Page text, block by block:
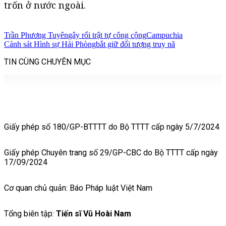
trốn ở nước ngoài.
Trần Phương Tuyêngây rối trật tự công cộngCampuchia
Cảnh sát Hình sự Hải Phòngbắt giữ đối tượng truy nã
TIN CÙNG CHUYÊN MỤC
Giấy phép số 180/GP-BTTTT do Bộ TTTT cấp ngày 5/7/2024
Giấy phép Chuyên trang số 29/GP-CBC do Bộ TTTT cấp ngày
17/09/2024
Cơ quan chủ quản: Báo Pháp luật Việt Nam
Tổng biên tập: Tiến sĩ Vũ Hoài Nam